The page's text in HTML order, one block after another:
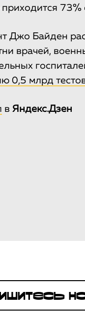
73%
Джо Байден
врачей,
0,5 млрд
в Яндекс.Дзен